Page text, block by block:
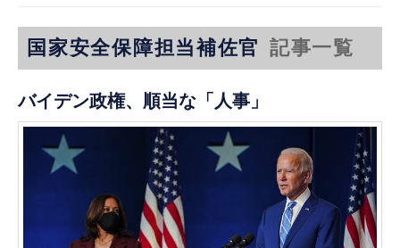
国家安全保障担当補佐官 記事一覧
バイデン政権、順当な「人事」